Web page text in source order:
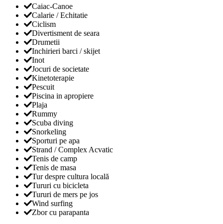
Caiac-Canoe
Calarie / Echitatie
Ciclism
Divertisment de seara
Drumetii
Inchirieri barci / skijet
Inot
Jocuri de societate
Kinetoterapie
Pescuit
Piscina in apropiere
Plaja
Rummy
Scuba diving
Snorkeling
Sporturi pe apa
Strand / Complex Acvatic
Tenis de camp
Tenis de masa
Tur despre cultura locală
Tururi cu bicicleta
Tururi de mers pe jos
Wind surfing
Zbor cu parapanta